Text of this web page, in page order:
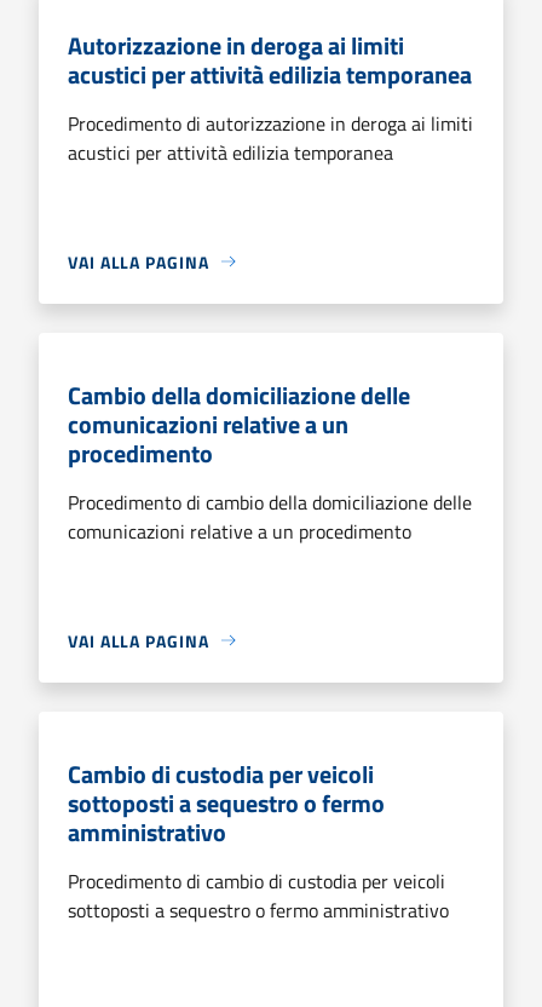
Autorizzazione in deroga ai limiti
acustici per attività edilizia temporanea
Procedimento di autorizzazione in deroga ai limiti
acustici per attività edilizia temporanea
VAI ALLA PAGINA
Cambio della domiciliazione delle
comunicazioni relative a un
procedimento
Procedimento di cambio della domiciliazione delle
comunicazioni relative a un procedimento
VAI ALLA PAGINA
Cambio di custodia per veicoli
sottoposti a sequestro o fermo
amministrativo
Procedimento di cambio di custodia per veicoli
sottoposti a sequestro o fermo amministrativo